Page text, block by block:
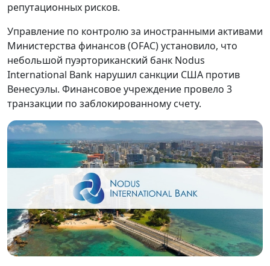
репутационных рисков.
Управление по контролю за иностранными активами
Министерства финансов (OFAC) установило, что
небольшой пуэрториканский банк Nodus
International Bank нарушил санкции США против
Венесуэлы. Финансовое учреждение провело 3
транзакции по заблокированному счету.